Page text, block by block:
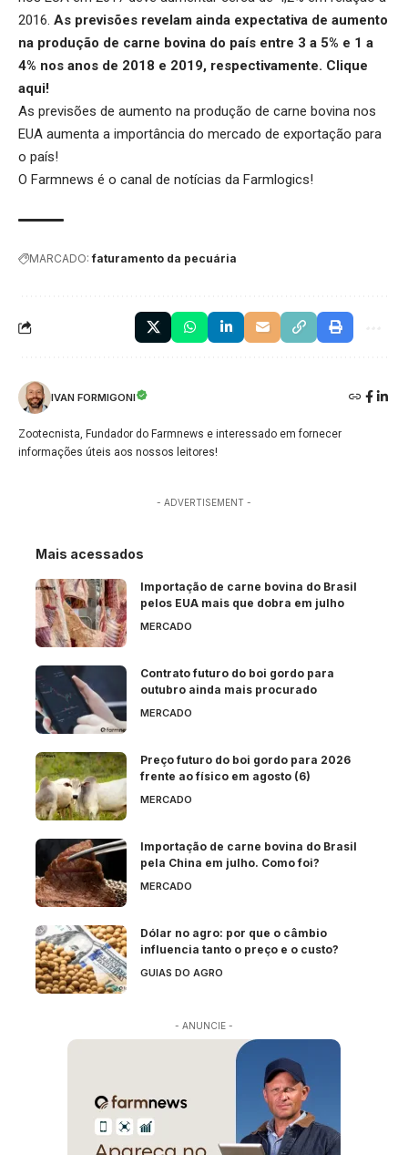
2016. As previsões revelam ainda expectativa de aumento
na produção de carne bovina do país entre 3 a 5% e 1 a
4% nos anos de 2018 e 2019, respectivamente. Clique
aqui!
As previsões de aumento na produção de carne bovina nos
EUA aumenta a importância do mercado de exportação para
o país!
O Farmnews é o canal de notícias da Farmlogics!
MARCADO: faturamento da pecuária
IVAN FORMIGONI
Zootecnista, Fundador do Farmnews e interessado em fornecer
informações úteis aos nossos leitores!
- ADVERTISEMENT -
Mais acessados
Importação de carne bovina do Brasil
pelos EUA mais que dobra em julho
MERCADO
Contrato futuro do boi gordo para
outubro ainda mais procurado
MERCADO
Preço futuro do boi gordo para 2026
frente ao físico em agosto (6)
MERCADO
Importação de carne bovina do Brasil
pela China em julho. Como foi?
MERCADO
Dólar no agro: por que o câmbio
influencia tanto o preço e o custo?
GUIAS DO AGRO
- ANUNCIE -